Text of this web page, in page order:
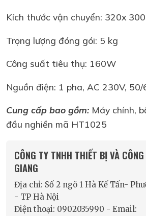
Kích thước vận chuyển: 320x
Trọng lượng đóng gói: 5 kg
Công suất tiêu thụ: 160W
Nguồn điện: 1 pha, AC 230V, 50/
Cung cấp bao gồm: Máy chính,
đầu nghiền mã HT1025
CÔNG TY TNHH THIẾT BỊ VÀ
GIANG
Địa chỉ: Số 2 ngõ 1 Hà Kế Tấn-
- TP Hà Nội
Điện thoại: 0902035990 - Email: